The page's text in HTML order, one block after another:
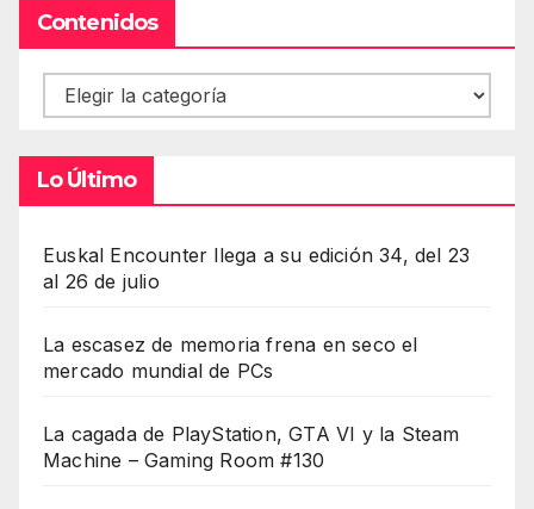
Contenidos
Contenidos
Lo Último
Euskal Encounter llega a su edición 34, del 23
al 26 de julio
La escasez de memoria frena en seco el
mercado mundial de PCs
La cagada de PlayStation, GTA VI y la Steam
Machine – Gaming Room #130